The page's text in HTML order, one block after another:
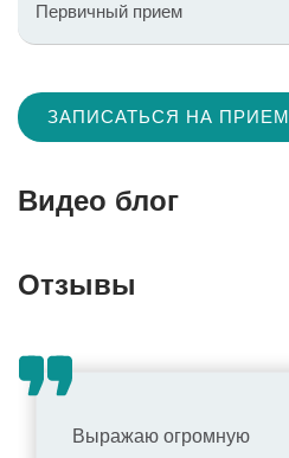
Первичный прием
ЗАПИСАТЬСЯ НА ПРИЕМ
Видео блог
Отзывы
Выражаю огромную